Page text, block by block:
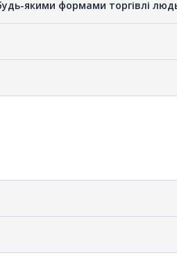
якими формами торгівлі